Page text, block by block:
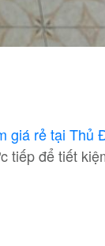
giá rẻ tại Thủ
tiếp để tiết